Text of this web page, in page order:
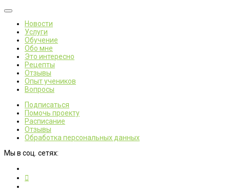
Новости
Услуги
Обучение
Обо мне
Это интересно
Рецепты
Отзывы
Опыт учеников
Вопросы
Подписаться
Помочь проекту
Расписание
Отзывы
Обработка персональных данных
Мы в соц. сетях: